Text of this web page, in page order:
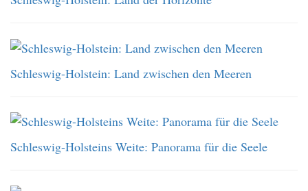
Schleswig-Holstein: Land zwischen den Meeren
Schleswig-Holsteins Weite: Panorama für die Seele